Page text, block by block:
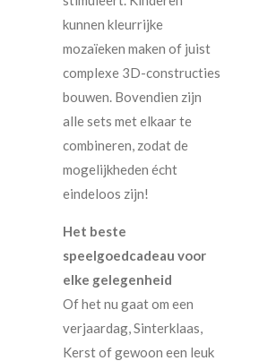
kunnen kleurrijke
mozaïeken maken of juist
complexe 3D-constructies
bouwen. Bovendien zijn
alle sets met elkaar te
combineren, zodat de
mogelijkheden écht
eindeloos zijn!
Het beste
speelgoedcadeau voor
elke gelegenheid
Of het nu gaat om een
verjaardag, Sinterklaas,
Kerst of gewoon een leuk